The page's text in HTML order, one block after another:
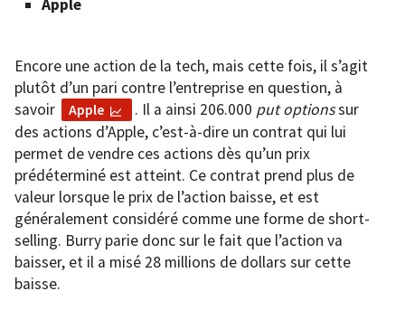
Apple
Encore une action de la tech, mais cette fois, il s’agit
plutôt d’un pari contre l’entreprise en question, à
savoir
Apple . Il a ainsi 206.000 put optionssur
des actions d’Apple, c’est-à-dire un contrat qui lui
permet de vendre ces actions dès qu’un prix
prédéterminé est atteint. Ce contrat prend plus de
valeur lorsque le prix de l’action baisse, et est
généralement considéré comme une forme de short-
selling. Burry parie donc sur le fait que l’action va
baisser, et il a misé 28 millions de dollars sur cette
baisse.